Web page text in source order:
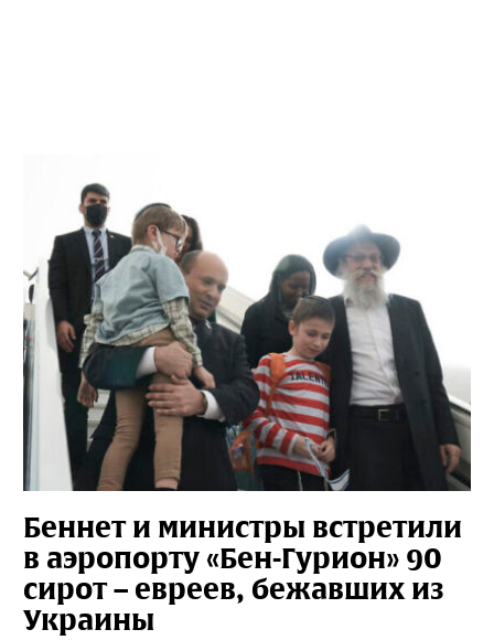
Беннет и министры встретили
в аэропорту «Бен-Гурион» 90
сирот – евреев, бежавших из
Украины